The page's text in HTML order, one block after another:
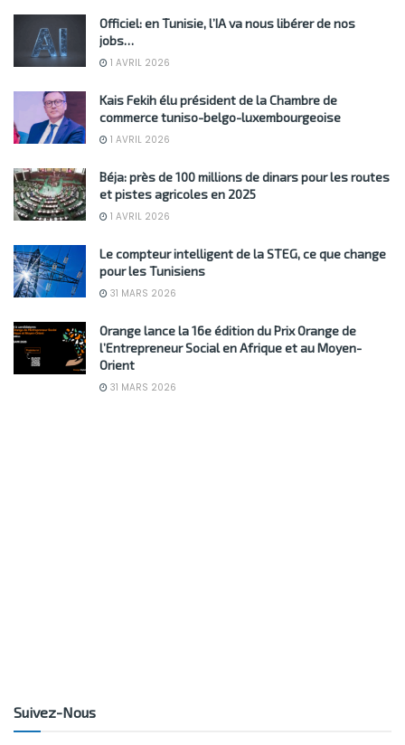
Officiel: en Tunisie, l’IA va nous libérer de nos
jobs…
1 AVRIL 2026
Kais Fekih élu président de la Chambre de
commerce tuniso-belgo-luxembourgeoise
1 AVRIL 2026
Béja: près de 100 millions de dinars pour les routes
et pistes agricoles en 2025
1 AVRIL 2026
Le compteur intelligent de la STEG, ce que change
pour les Tunisiens
31 MARS 2026
Orange lance la 16e édition du Prix Orange de
l’Entrepreneur Social en Afrique et au Moyen-
Orient
31 MARS 2026
Suivez-Nous